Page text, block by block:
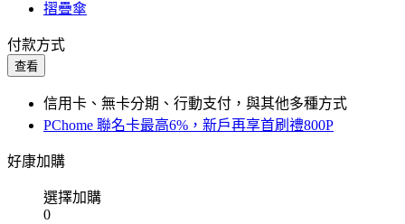
摺疊傘
付款方式
查看
信用卡、無卡分期、行動支付，與其他多種方式
PChome 聯名卡最高6%，新戶再享首刷禮800P
好康加購
選擇加購
0